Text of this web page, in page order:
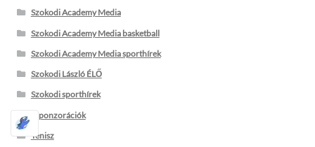
Szokodi Academy Media
Szokodi Academy Media basketball
Szokodi Academy Media sporthírek
Szokodi László ÉLŐ
Szokodi sporthírek
szponzorációk
Tenisz